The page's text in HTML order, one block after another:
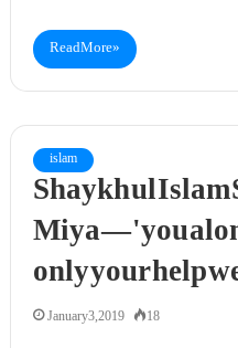
Read More »
islam
Shaykh ul
Miya — 'you
only your help
January 3, 2019 18